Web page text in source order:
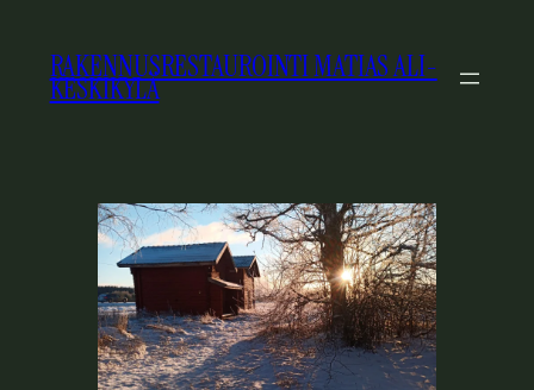
SISÄLTÖÖN
RAKENNUSRESTAUROINTI MATIAS ALI-
KESKIKYLÄ